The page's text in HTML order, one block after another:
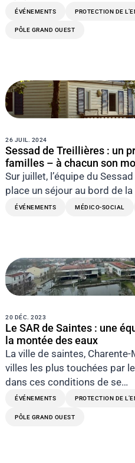
ÉVÉNEMENTS PROTECTION DE
PÔLE GRAND OUEST
26 JUIL. 2024
Sessad de Treillières : un
familles – à chacun son
Sur juillet, l’équipe du
place un séjour au bord de
ÉVÉNEMENTS MÉDICO-SOCIAL
20 DÉC. 2023
Le SAR de Saintes : une
la montée des eaux
La ville de saintes,
villes les plus touchées par
dans ces conditions de se…
ÉVÉNEMENTS PROTECTION DE
PÔLE GRAND OUEST